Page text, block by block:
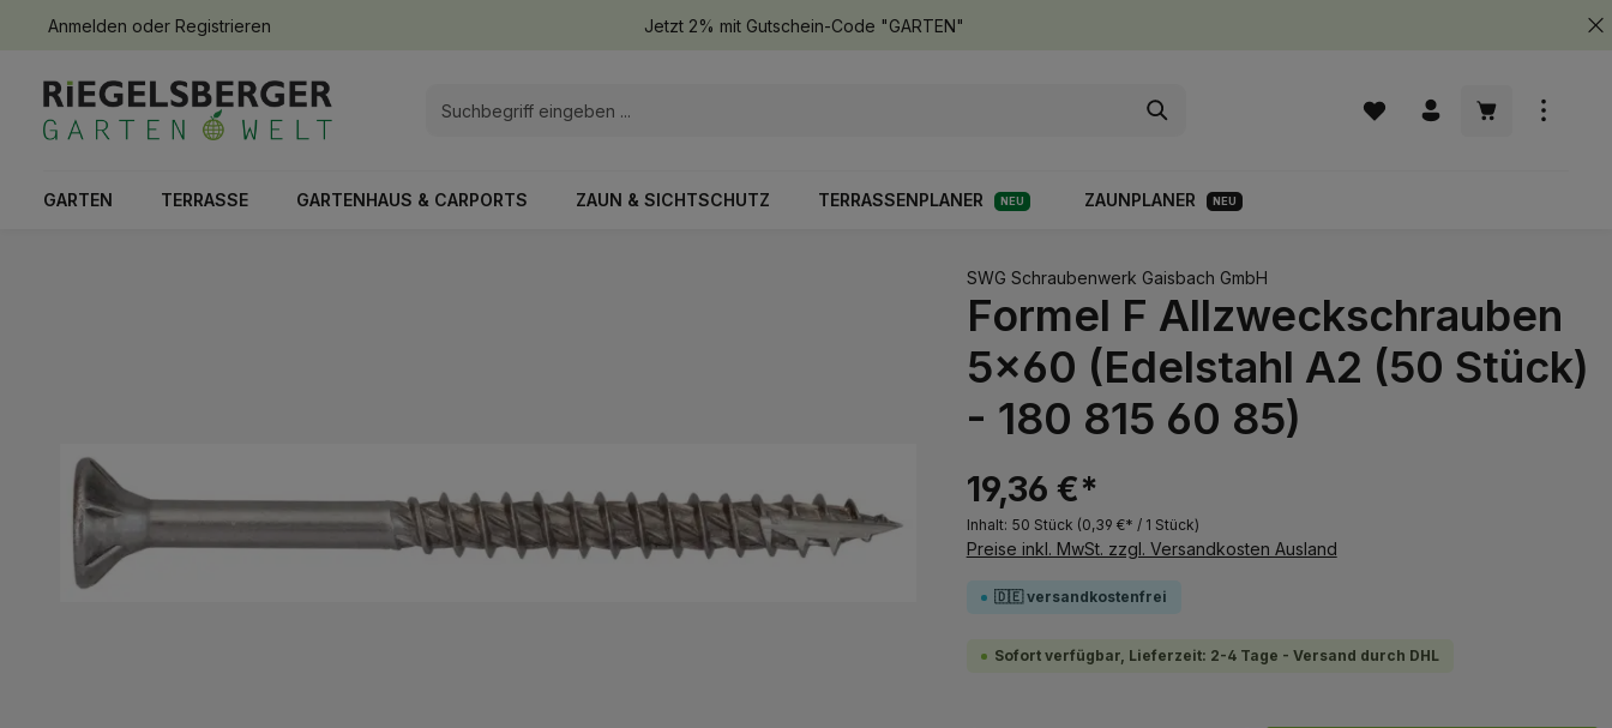
Zur Hauptnavigation springen
Anmelden oder Registrieren Jetzt 2% mit Gutschein-Code "GARTEN"
Warenkorb
GARTEN TERRASSE GARTENHAUS & CARPORTS ZAUN & SICHTSCHUTZ TERRASSENPLANER NEU ZAUNPLANER NEU
SWG Schraubenwerk Gaisbach GmbH
Formel F Allzweckschrauben
5x60 (Edelstahl A2 (50 Stück)
- 180 815 60 85)
19,36 €*
Inhalt: 50 Stück (0,39 €* / 1 Stück)
Preise inkl. MwSt. zzgl. Versandkosten Ausland
🇩🇪 versandkostenfrei
Sofort verfügbar, Lieferzeit: 2-4 Tage - Versand durch DHL